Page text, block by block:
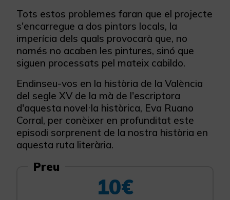
Tots estos problemes faran que el projecte
s'encarregue a dos pintors locals, la
imperícia dels quals provocarà que, no
només no acaben les pintures, sinó que
siguen processats pel mateix cabildo.
Endinseu-vos en la història de la València
del segle XV de la mà de l'escriptora
d'aquesta novel·la històrica, Eva Ruano
Corral, per conèixer en profunditat este
episodi sorprenent de la nostra història en
aquesta ruta literària.
Preu
10€